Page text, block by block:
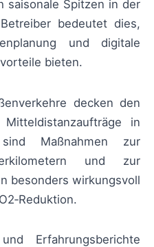
saisonale Spitzen in der
bedeutet dies,
und digitale
bieten.
decken den
in
Maßnahmen zur
und zur
besonders wirkungsvoll
Erfahrungsberichte